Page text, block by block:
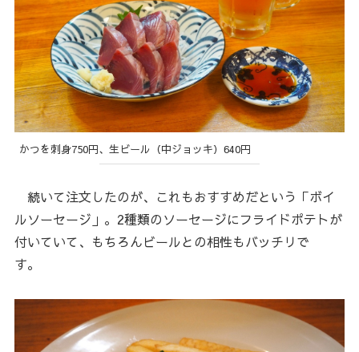
かつを刺身750円、生ビール（中ジョッキ）640円
続いて注文したのが、これもおすすめだという「ボイ
ルソーセージ」。2種類のソーセージにフライドポテトが
付いていて、もちろんビールとの相性もバッチリで
す。